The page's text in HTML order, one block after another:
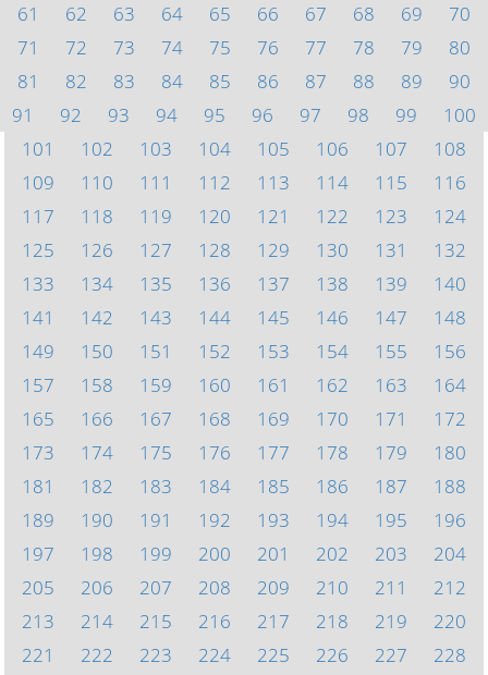
61
62 63 64 65 66 67 68 69
70
71
72 73 74 75 76 77 78 79
80
81
82 83 84 85 86 87 88 89
90
91
92 93 94 95 96 97 98 99
100
101
102 103 104 105 106 107
108
109
110 111 112 113 114 115
116
117
118 119 120 121 122 123
124
125
126 127 128 129 130 131
132
133
134 135 136 137 138 139
140
141
142 143 144 145 146 147
148
149
150 151 152 153 154 155
156
157
158 159 160 161 162 163
164
165
166 167 168 169 170 171
172
173
174 175 176 177 178 179
180
181
182 183 184 185 186 187
188
189
190 191 192 193 194 195
196
197
198 199 200 201 202 203
204
205
206 207 208 209 210 211
212
213
214 215 216 217 218 219
220
221
222 223 224 225 226 227
228